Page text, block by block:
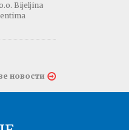
Bijeljina
новости